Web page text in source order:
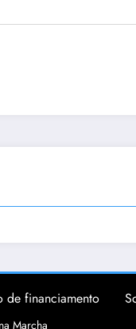
de financiamento
Marcha